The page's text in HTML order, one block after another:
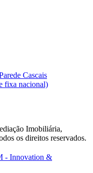
Cascais
fixa nacional)
Imobiliária,
os direitos reservados.
- Innovation &